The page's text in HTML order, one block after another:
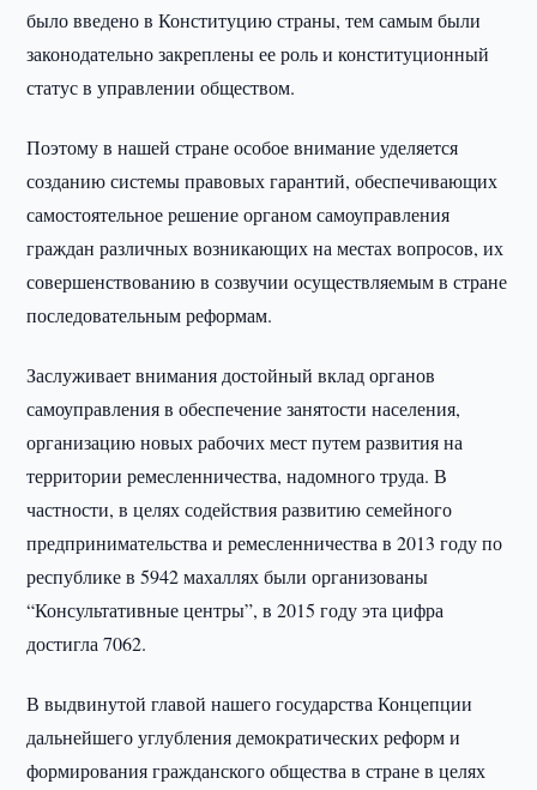
было введено в Конституцию страны, тем самым были
законодательно закреплены ее роль и конституционный
статус в управлении обществом.
Поэтому в нашей стране особое внимание уделяется
созданию системы правовых гарантий, обеспечивающих
самостоятельное решение органом самоуправления
граждан различных возникающих на местах вопросов, их
совершенствованию в созвучии осуществляемым в стране
последовательным реформам.
Заслуживает внимания достойный вклад органов
самоуправления в обеспечение занятости населения,
организацию новых рабочих мест путем развития на
территории ремесленничества, надомного труда. В
частности, в целях содействия развитию семейного
предпринимательства и ремесленничества в 2013 году по
республике в 5942 махаллях были организованы
“Консультативные центры”, в 2015 году эта цифра
достигла 7062.
В выдвинутой главой нашего государства Концепции
дальнейшего углубления демократических реформ и
формирования гражданского общества в стране в целях